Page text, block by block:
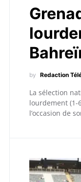
by Redaction
La sélection
lourdement (1-
l’occasion de